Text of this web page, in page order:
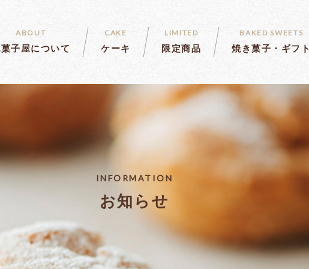
ABOUT
子屋について
CAKE
ケーキ
LIMITED
限定商品
BAKED SWEETS
焼き菓子・ギフト
INFORMATION
お知らせ